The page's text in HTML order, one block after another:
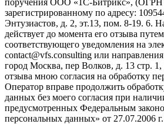
зарегистрированному по адресу:
Энтузиастов, д. 2, эт.13, пом. 8-19. 6.
действует до момента его отзыва
соответствующего уведомления на
contact@vfs.consulting или
город Москва, пер Волков, д. 13 стр.
отзыва мною согласия на обработку
Оператор вправе продолжить
данных без моего согласия при
предусмотренных Федеральным
персональных данных» от 27.07.2006 г.